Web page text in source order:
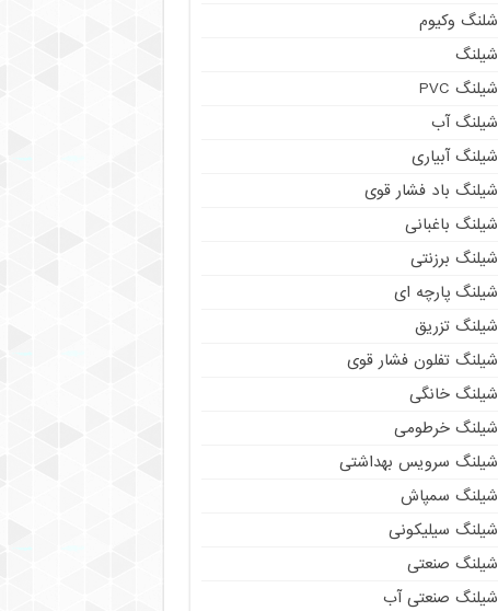
شلنگ وکیوم
شیلنگ
شیلنگ PVC
شیلنگ آب
شیلنگ آبیاری
شیلنگ باد فشار قوی
شیلنگ باغبانی
شیلنگ برزنتی
شیلنگ پارچه‌ ای
شیلنگ تزریق
شیلنگ تفلون فشار قوی
شیلنگ خانگی
شیلنگ خرطومی
شیلنگ سرویس بهداشتی
شیلنگ سمپاش
شیلنگ سیلیکونی
شیلنگ صنعتی
شیلنگ صنعتی آب